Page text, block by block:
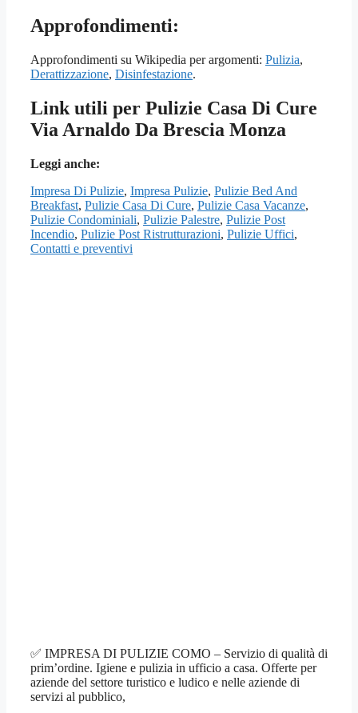
Approfondimenti:
Approfondimenti su Wikipedia per argomenti: Pulizia,
Derattizzazione, Disinfestazione.
Link utili per Pulizie Casa Di Cure
Via Arnaldo Da Brescia Monza
Leggi anche:
Impresa Di Pulizie, Impresa Pulizie, Pulizie Bed And
Breakfast, Pulizie Casa Di Cure, Pulizie Casa Vacanze,
Pulizie Condominiali, Pulizie Palestre, Pulizie Post
Incendio, Pulizie Post Ristrutturazioni, Pulizie Uffici,
Contatti e preventivi
✅ IMPRESA DI PULIZIE COMO – Servizio di qualità di
prim’ordine. Igiene e pulizia in ufficio a casa. Offerte per
aziende del settore turistico e ludico e nelle aziende di
servizi al pubblico,